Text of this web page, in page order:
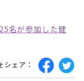
名が参加した健
シェア：